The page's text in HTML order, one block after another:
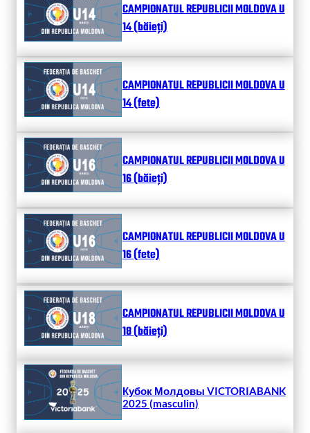
CAMPIONATUL REPUBLICII MOLDOVA U
14 (băieți)
CAMPIONATUL REPUBLICII MOLDOVA U
14 (fete)
CAMPIONATUL REPUBLICII MOLDOVA U
16 (băieți)
CAMPIONATUL REPUBLICII MOLDOVA U
16 (fete)
CAMPIONATUL REPUBLICII MOLDOVA U
18 (băieți)
Кубок Молдовы VICTORIABANK
2025 (masculin)